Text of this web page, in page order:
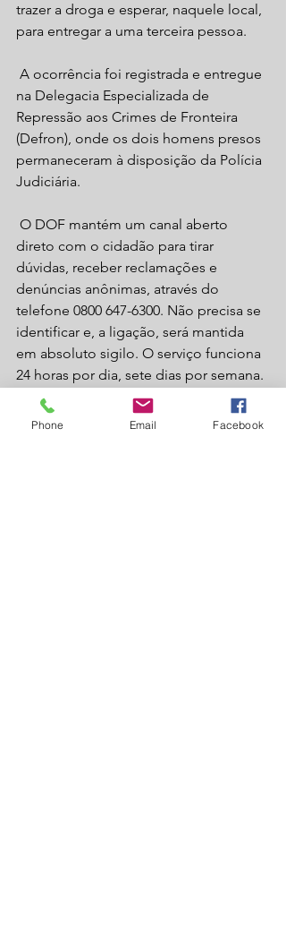
trazer a droga e esperar, naquele local,
para entregar a uma terceira pessoa.
A ocorrência foi registrada e entregue
na Delegacia Especializada de
Repressão aos Crimes de Fronteira
(Defron), onde os dois homens presos
permaneceram à disposição da Polícia
Judiciária.
O DOF mantém um canal aberto
direto com o cidadão para tirar
dúvidas, receber reclamações e
denúncias anônimas, através do
telefone 0800 647-6300. Não precisa se
identificar e, a ligação, será mantida
em absoluto sigilo. O serviço funciona
24 horas por dia, sete dias por semana.
- CREDITO: CAMPO GRANDE NEWS
Laguna Carapã
Phone Email Facebook